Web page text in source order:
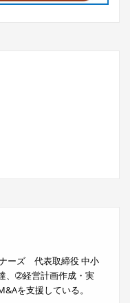
ーズ 代表取締役 中小
、➁経営計画作成・実
を支援している。